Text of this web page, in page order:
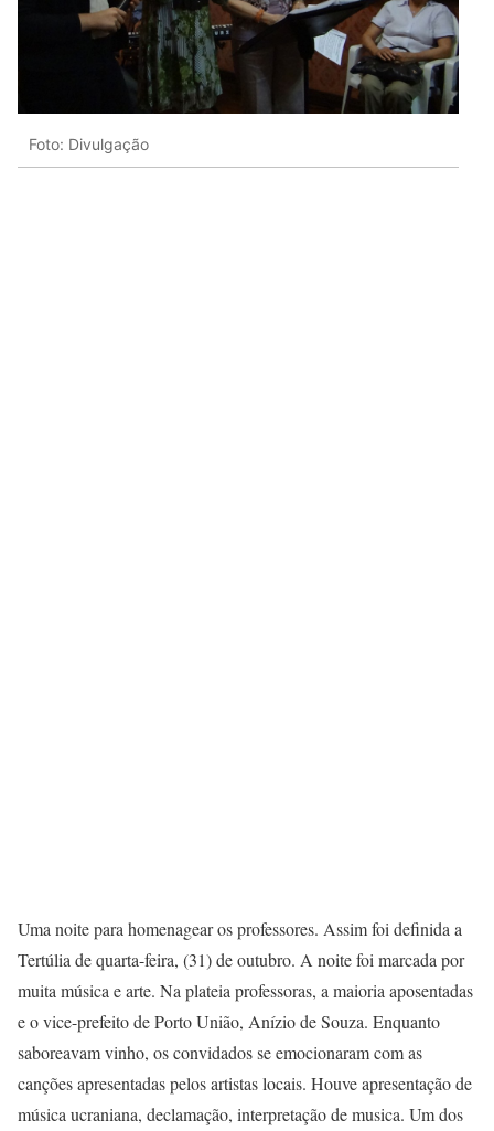
Foto: Divulgação
Uma noite para homenagear os professores. Assim foi definida a
Tertúlia de quarta-feira, (31) de outubro. A noite foi marcada por
muita música e arte. Na plateia professoras, a maioria aposentadas
e o vice-prefeito de Porto União, Anízio de Souza. Enquanto
saboreavam vinho, os convidados se emocionaram com as
canções apresentadas pelos artistas locais. Houve apresentação de
música ucraniana, declamação, interpretação de musica. Um dos